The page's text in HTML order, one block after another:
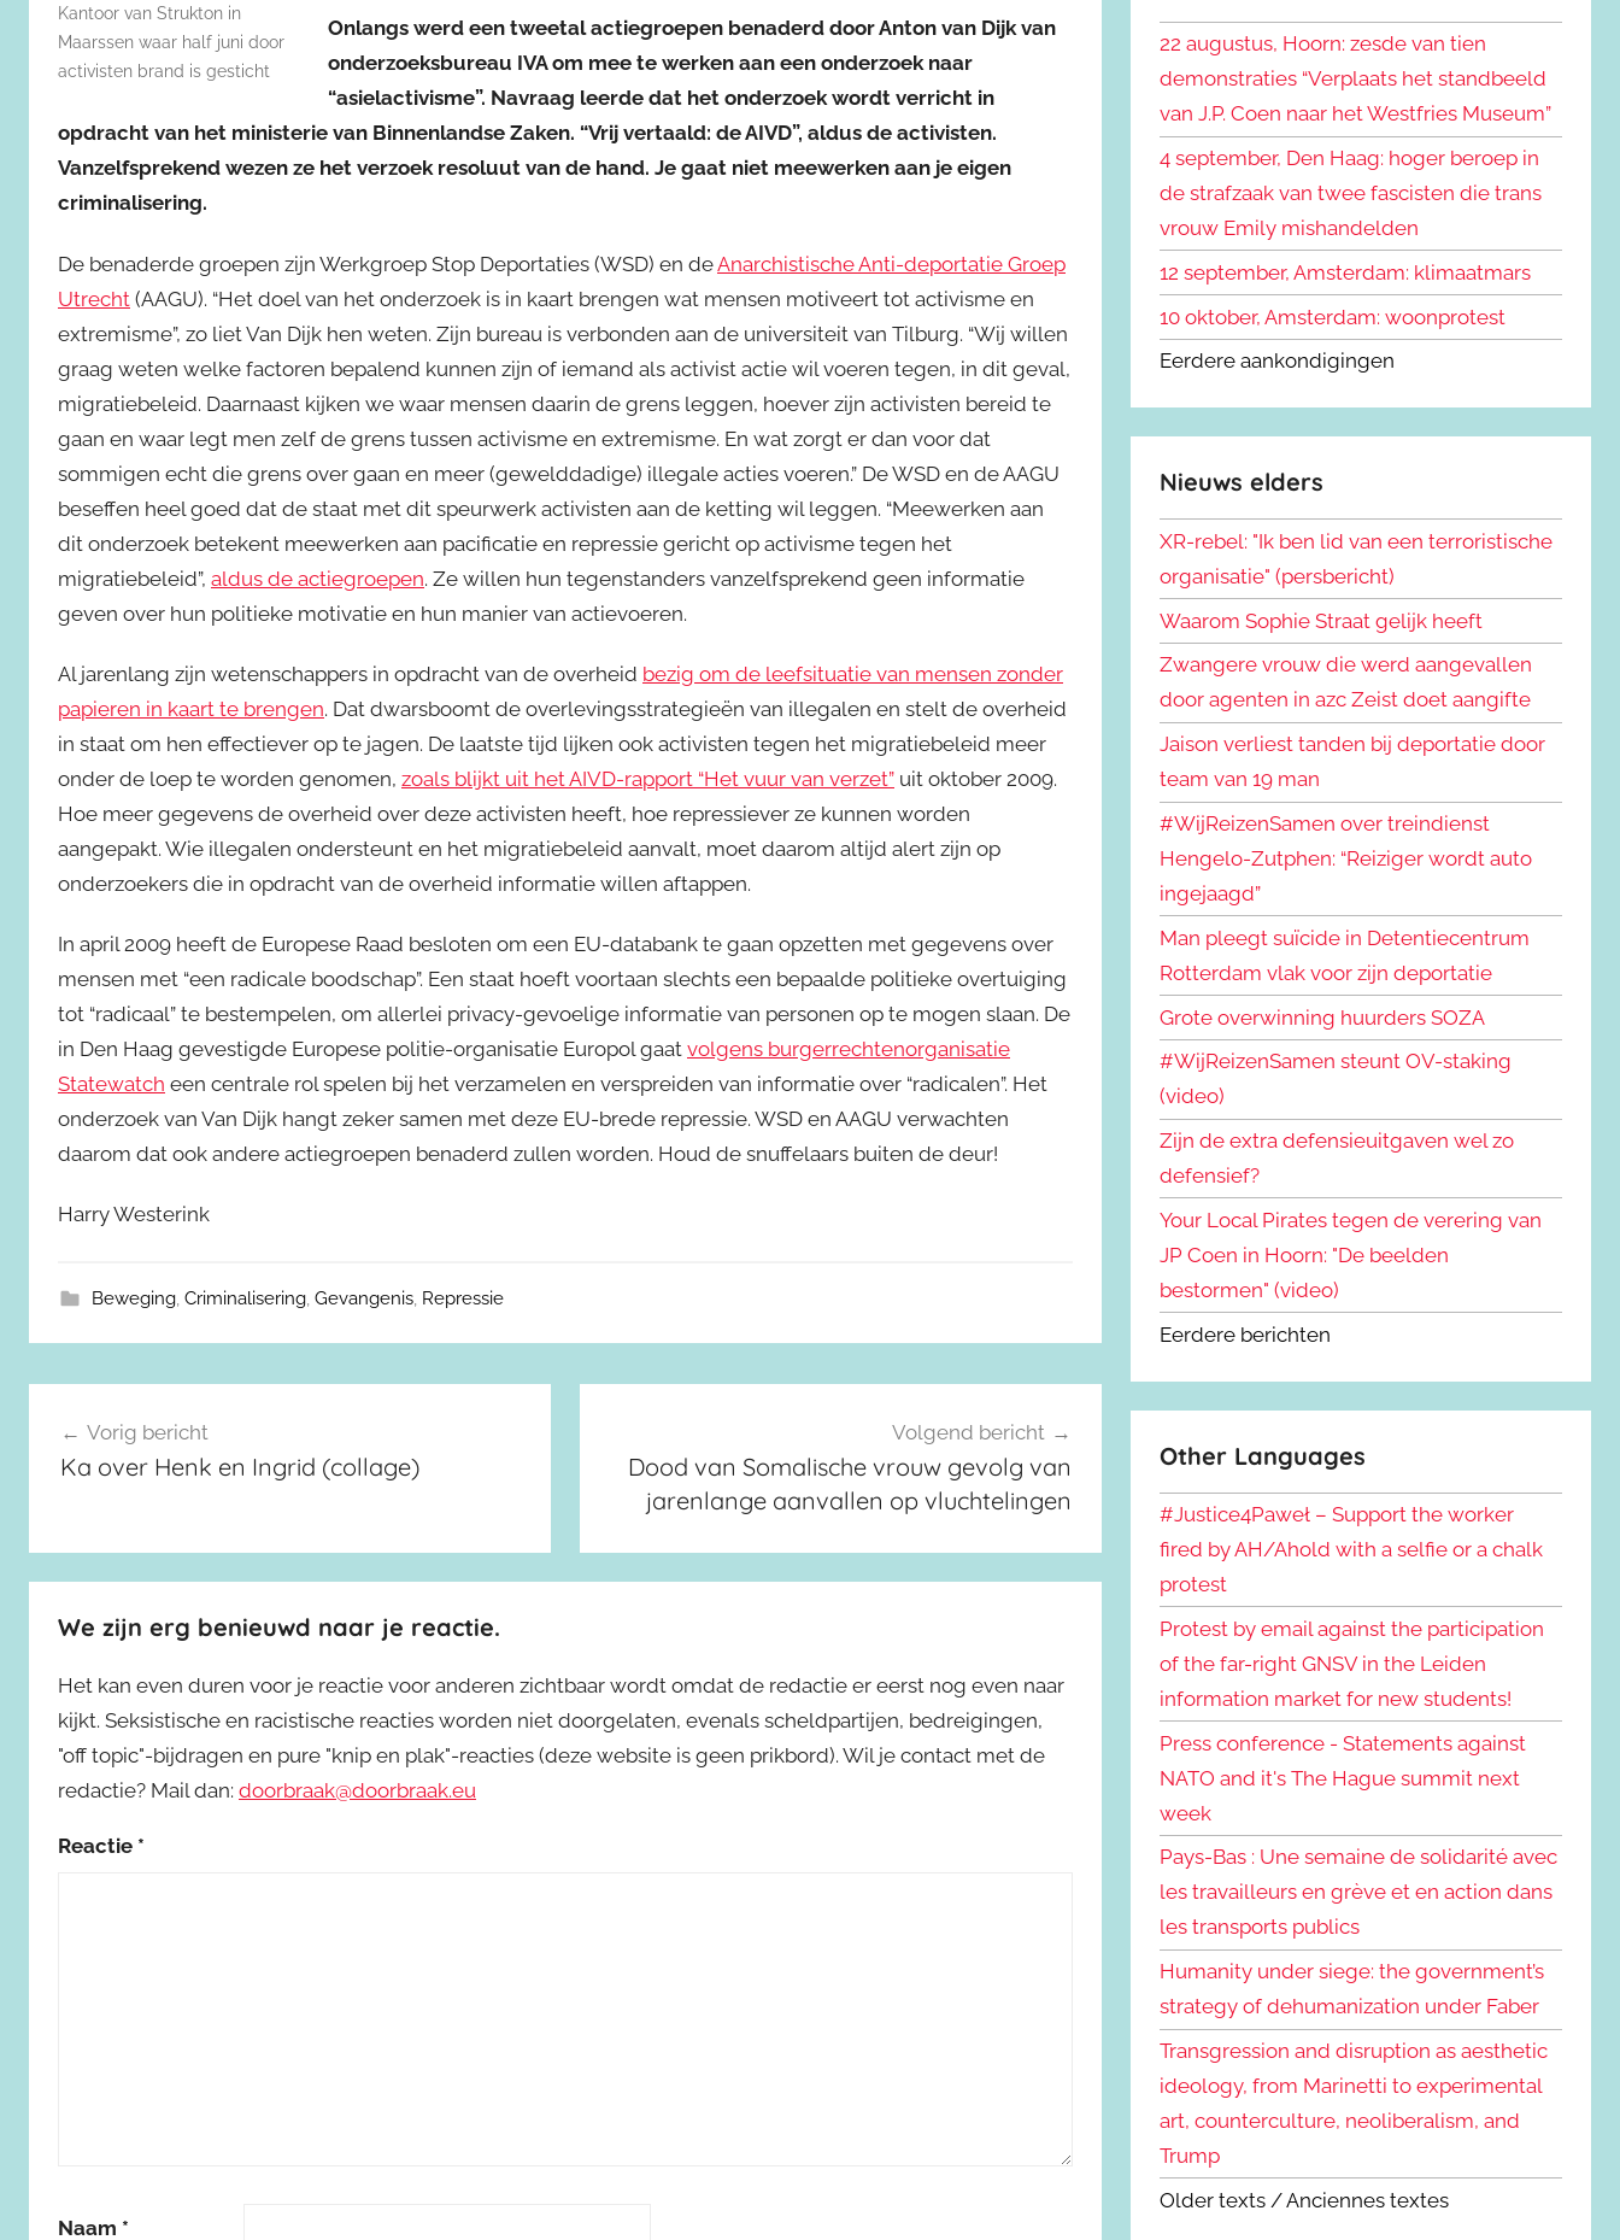
Kantoor van Strukton in
Maarssen waar half juni door
activisten brand is gesticht
Onlangs werd een tweetal actiegroepen benaderd door Anton van Dijk van
onderzoeksbureau IVA om mee te werken aan een onderzoek naar
“asielactivisme”. Navraag leerde dat het onderzoek wordt verricht in
opdracht van het ministerie van Binnenlandse Zaken. “Vrij vertaald: de AIVD”, aldus de activisten.
Vanzelfsprekend wezen ze het verzoek resoluut van de hand. Je gaat niet meewerken aan je eigen
criminalisering.
De benaderde groepen zijn Werkgroep Stop Deportaties (WSD) en deAnarchistische Anti-deportatie Groep
Utrecht (AAGU). “Het doel van het onderzoek is in kaart brengen wat mensen motiveert tot activisme en
extremisme”, zo liet Van Dijk hen weten. Zijn bureau is verbonden aan de universiteit van Tilburg. “Wij willen
graag weten welke factoren bepalend kunnen zijn of iemand als activist actie wil voeren tegen, in dit geval,
migratiebeleid. Daarnaast kijken we waar mensen daarin de grens leggen, hoever zijn activisten bereid te
gaan en waar legt men zelf de grens tussen activisme en extremisme. En wat zorgt er dan voor dat
sommigen echt die grens over gaan en meer (gewelddadige) illegale acties voeren.” De WSD en de AAGU
beseffen heel goed dat de staat met dit speurwerk activisten aan de ketting wil leggen. “Meewerken aan
dit onderzoek betekent meewerken aan pacificatie en repressie gericht op activisme tegen het
migratiebeleid”, aldus de actiegroepen. Ze willen hun tegenstanders vanzelfsprekend geen informatie
geven over hun politieke motivatie en hun manier van actievoeren.
Al jarenlang zijn wetenschappers in opdracht van de overheid bezig om de leefsituatie van mensen zonder
papieren in kaart te brengen. Dat dwarsboomt de overlevingsstrategieën van illegalen en stelt de overheid
in staat om hen effectiever op te jagen. De laatste tijd lijken ook activisten tegen het migratiebeleid meer
onder de loep te worden genomen, zoals blijkt uit het AIVD-rapport “Het vuur van verzet” uit oktober 2009.
Hoe meer gegevens de overheid over deze activisten heeft, hoe repressiever ze kunnen worden
aangepakt. Wie illegalen ondersteunt en het migratiebeleid aanvalt, moet daarom altijd alert zijn op
onderzoekers die in opdracht van de overheid informatie willen aftappen.
In april 2009 heeft de Europese Raad besloten om een EU-databank te gaan opzetten met gegevens over
mensen met “een radicale boodschap”. Een staat hoeft voortaan slechts een bepaalde politieke overtuiging
tot “radicaal” te bestempelen, om allerlei privacy-gevoelige informatie van personen op te mogen slaan. De
in Den Haag gevestigde Europese politie-organisatie Europol gaat volgens burgerrechtenorganisatie
Statewatch een centrale rol spelen bij het verzamelen en verspreiden van informatie over “radicalen”. Het
onderzoek van Van Dijk hangt zeker samen met deze EU-brede repressie. WSD en AAGU verwachten
daarom dat ook andere actiegroepen benaderd zullen worden. Houd de snuffelaars buiten de deur!
Harry Westerink
Beweging, Criminalisering, Gevangenis, Repressie
Berichtnavigatie
Vorig bericht
Ka over Henk en Ingrid (collage)
Volgend bericht
Dood van Somalische vrouw gevolg van
jarenlange aanvallen op vluchtelingen
We zijn erg benieuwd naar je reactie.
Het kan even duren voor je reactie voor anderen zichtbaar wordt omdat de redactie er eerst nog even naar
kijkt. Seksistische en racistische reacties worden niet doorgelaten, evenals scheldpartijen, bedreigingen,
"off topic"-bijdragen en pure "knip en plak"-reacties (deze website is geen prikbord). Wil je contact met de
redactie? Mail dan: doorbraak@doorbraak.eu
Reactie *
Naam *
n
a
a
r
:
n
22 augustus, Hoorn: zesde van tien
demonstraties “Verplaats het standbeeld
van J.P. Coen naar het Westfries Museum”
4 september, Den Haag: hoger beroep in
de strafzaak van twee fascisten die trans
vrouw Emily mishandelden
12 september, Amsterdam: klimaatmars
10 oktober, Amsterdam: woonprotest
Eerdere aankondigingen
Nieuws elders
XR-rebel: "Ik ben lid van een terroristische
organisatie" (persbericht)
Waarom Sophie Straat gelijk heeft
Zwangere vrouw die werd aangevallen
door agenten in azc Zeist doet aangifte
Jaison verliest tanden bij deportatie door
team van 19 man
#WijReizenSamen over treindienst
Hengelo-Zutphen: “Reiziger wordt auto
ingejaagd”
Man pleegt suïcide in Detentiecentrum
Rotterdam vlak voor zijn deportatie
Grote overwinning huurders SOZA
#WijReizenSamen steunt OV-staking
(video)
Zijn de extra defensieuitgaven wel zo
defensief?
Your Local Pirates tegen de verering van
JP Coen in Hoorn: "De beelden
bestormen" (video)
Eerdere berichten
Other Languages
#Justice4Paweł – Support the worker
fired by AH/Ahold with a selfie or a chalk
protest
Protest by email against the participation
of the far-right GNSV in the Leiden
information market for new students!
Press conference - Statements against
NATO and it's The Hague summit next
week
Pays-Bas : Une semaine de solidarité avec
les travailleurs en grève et en action dans
les transports publics
Humanity under siege: the government’s
strategy of dehumanization under Faber
Transgression and disruption as aesthetic
ideology, from Marinetti to experimental
art, counterculture, neoliberalism, and
Trump
Older texts / Anciennes textes